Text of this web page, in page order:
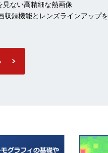
ない高精細な熱画像
収録機能とレンズラインアップ